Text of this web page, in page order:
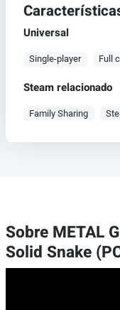
Universal
Single-player Full
Steam relacionado
Family Sharing
Sobre METAL
Solid Snake